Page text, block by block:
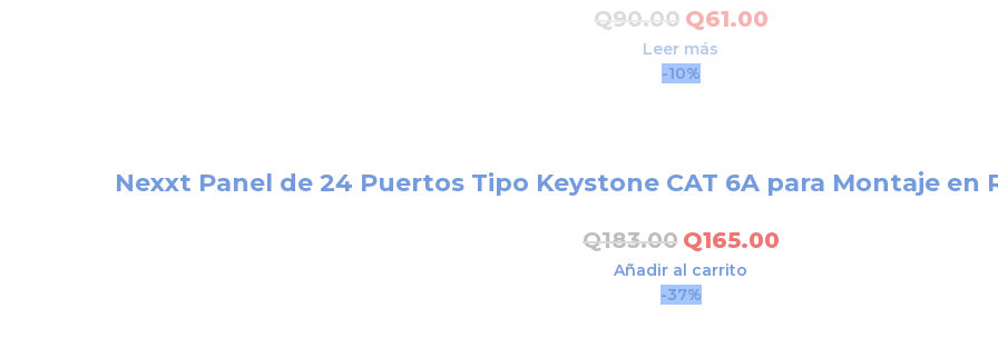
Q90.00 Q61.00
Leer más
-10%
Nexxt Panel de 24 Puertos Tipo Keystone CAT 6A para Montaje en
Q183.00 Q165.00
Añadir al carrito
-37%